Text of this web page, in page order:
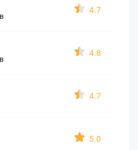
4.7
4.8
4.7
5.0